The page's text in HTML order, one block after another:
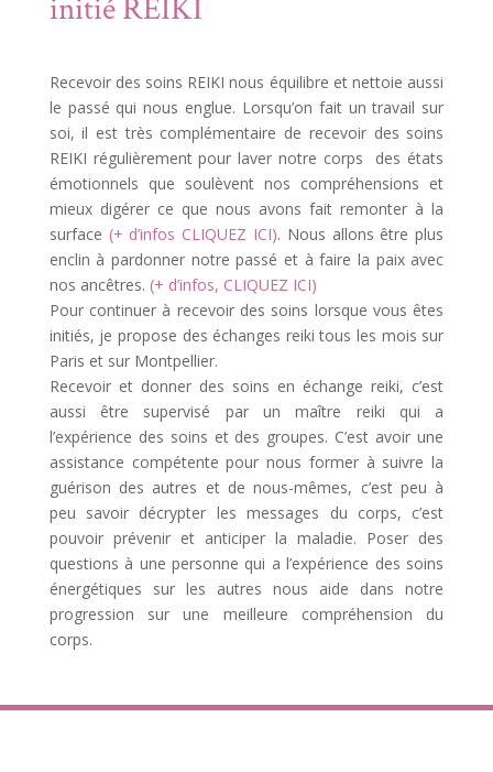
Recevoir des soins REIKI nous équilibre et nettoie aussi
le passé qui nous englue. Lorsqu’on fait un travail sur
soi, il est très complémentaire de recevoir des soins
REIKI régulièrement pour laver notre corps des états
émotionnels que soulèvent nos compréhensions et
mieux digérer ce que nous avons fait remonter à la
surface (+ d’infos CLIQUEZ ICI). Nous allons être plus
enclin à pardonner notre passé et à faire la paix avec
nos ancêtres. (+ d’infos, CLIQUEZ ICI)
Pour continuer à recevoir des soins lorsque vous êtes
initiés, je propose des échanges reiki tous les mois sur
Paris et sur Montpellier.
Recevoir et donner des soins en échange reiki, c’est
aussi être supervisé par un maître reiki qui a
l’expérience des soins et des groupes. C’est avoir une
assistance compétente pour nous former à suivre la
guérison des autres et de nous-mêmes, c’est peu à
peu savoir décrypter les messages du corps, c’est
pouvoir prévenir et anticiper la maladie. Poser des
questions à une personne qui a l’expérience des soins
énergétiques sur les autres nous aide dans notre
progression sur une meilleure compréhension du
corps.